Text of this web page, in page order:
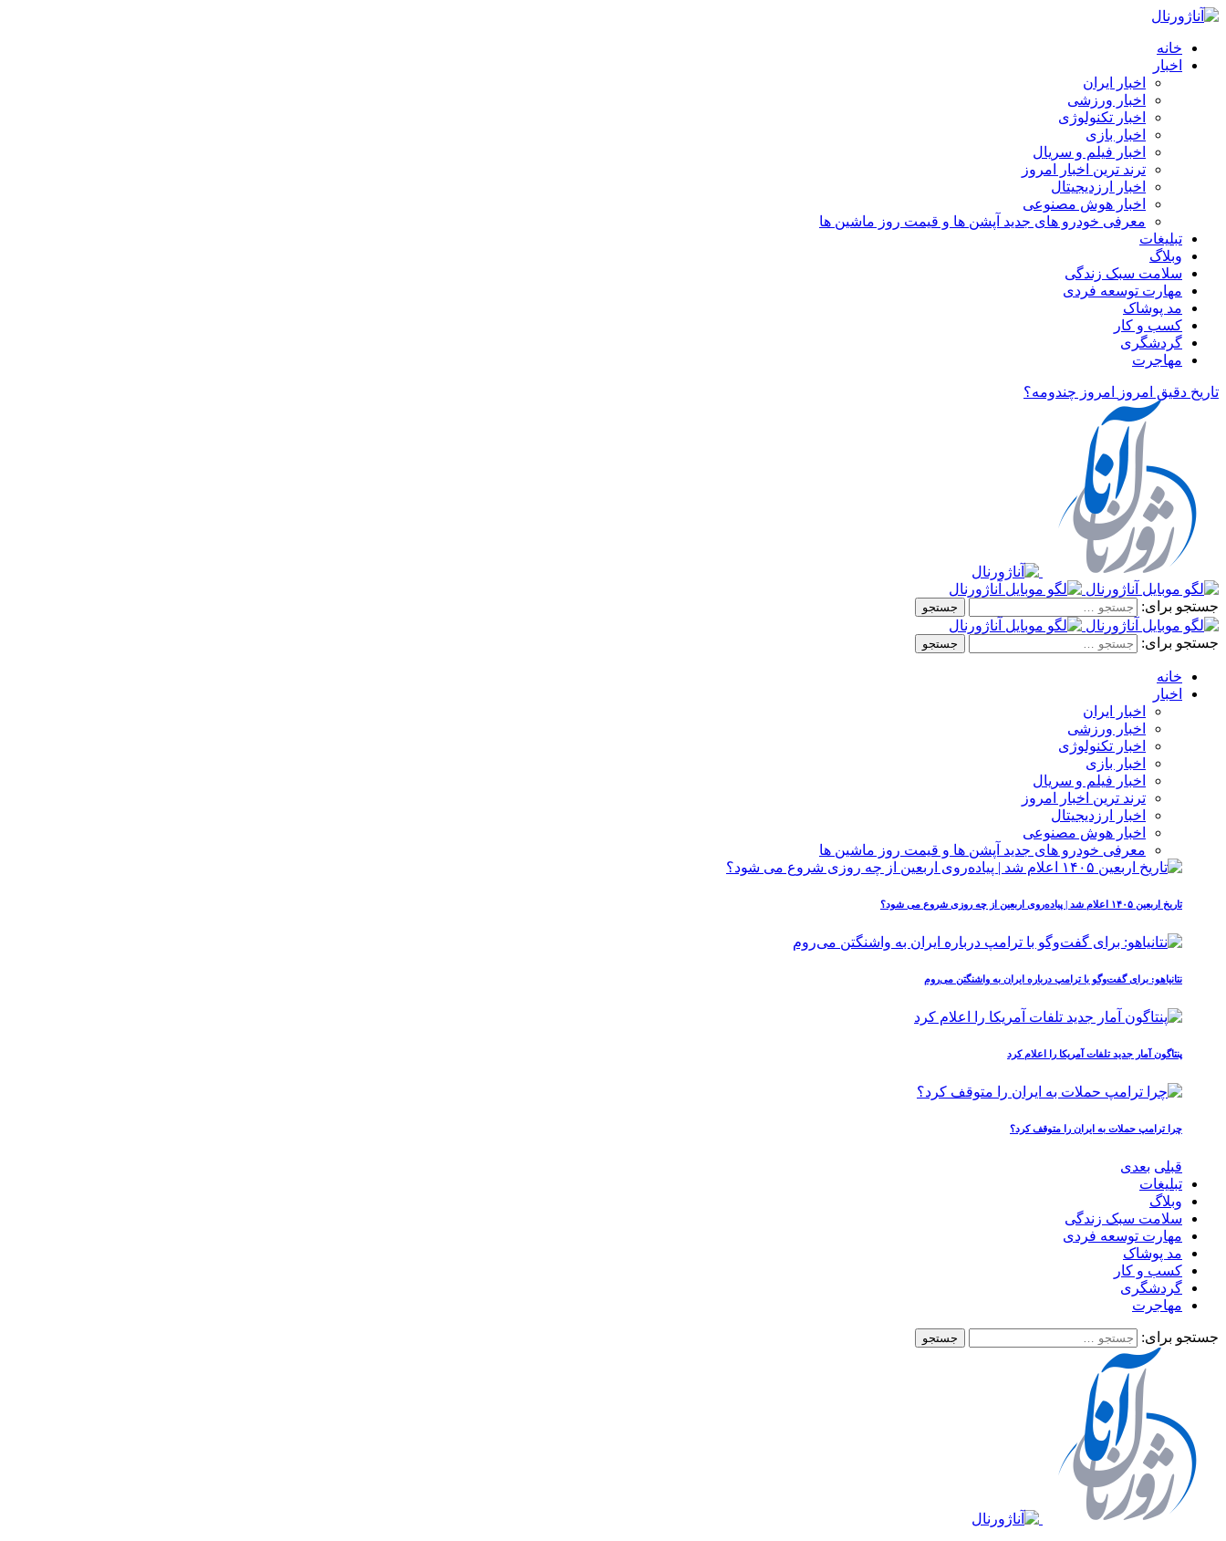
خانه
اخبار
اخبار ایران
اخبار ورزشی
اخبار تکنولوژی
اخبار بازی
اخبار فیلم و سریال
ترند ترین اخبار امروز
اخبار ارزدیجیتال
اخبار هوش مصنوعی
معرفی خودرو های جدید آپشن‌ ها و قیمت روز ماشین‌ ها
تبلیغات
وبلاگ
سلامت سبک زندگی
مهارت توسعه فردی
مد پوشاک
کسب و کار
گردشگری
مهاجرت
تاریخ دقیق امروز امروز چندومه؟
جستجو برای:
جستجو برای:
خانه
اخبار
اخبار ایران
اخبار ورزشی
اخبار تکنولوژی
اخبار بازی
اخبار فیلم و سریال
ترند ترین اخبار امروز
اخبار ارزدیجیتال
اخبار هوش مصنوعی
معرفی خودرو های جدید آپشن‌ ها و قیمت روز ماشین‌ ها
تاریخ اربعین ۱۴۰۵ اعلام شد | پیاده‌روی اربعین از چه روزی شروع می‌ شود؟
نتانیاهو: برای گفت‌وگو با ترامپ درباره ایران به واشنگتن می‌روم
پنتاگون آمار جدید تلفات آمریکا را اعلام کرد
چرا ترامپ حملات به ایران را متوقف کرد؟
قبلی بعدی
تبلیغات
وبلاگ
سلامت سبک زندگی
مهارت توسعه فردی
مد پوشاک
کسب و کار
گردشگری
مهاجرت
جستجو برای: